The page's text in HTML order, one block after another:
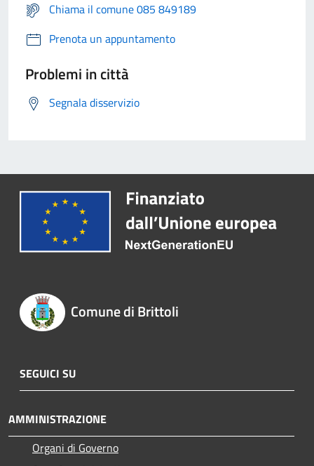
Chiama il comune 085 849189
Prenota un appuntamento
Problemi in città
Segnala disservizio
Comune di Brittoli
SEGUICI SU
AMMINISTRAZIONE
Organi di Governo